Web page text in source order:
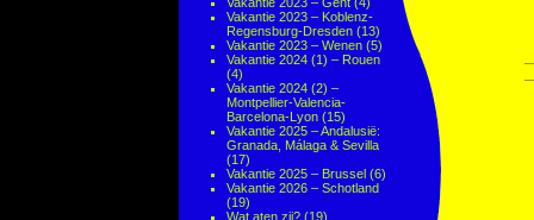
Vakantie 2023 – Koblenz-
Regensburg-Dresden (13)
Vakantie 2023 – Wenen (5)
Vakantie 2024 (1) – Rouen
(4)
Vakantie 2024 (2) –
Montpellier-Valencia-
Barcelona-Lyon (15)
Vakantie 2025 – Andalusië:
Granada, Málaga & Sevilla
(17)
Vakantie 2025 – Brussel (6)
Vakantie 2026 – Schotland
(19)
Wat aten zij? (19)